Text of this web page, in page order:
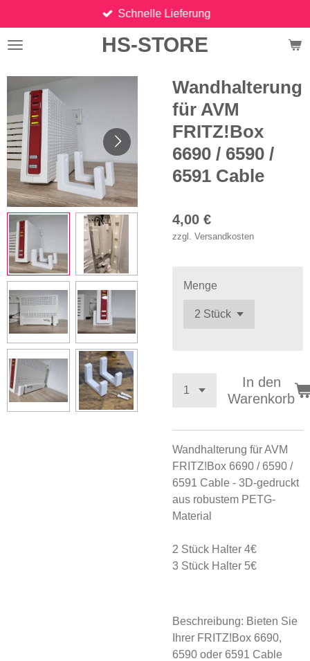
Hauptinhalt
springen
HS-STORE
Schnelle Lieferung
Wandhalterung
für AVM
FRITZ!Box
6690 / 6590 /
6591 Cable
4,00 €
zzgl. Versandkosten
Menge
In den
Warenkorb
Wandhalterung für AVM
FRITZ!Box 6690 / 6590 /
6591 Cable - 3D-gedruckt
aus robustem PETG-
Material
2 Stück Halter 4€
3 Stück Halter 5€
Beschreibung: Bieten Sie
Ihrer FRITZ!Box 6690,
6590 oder 6591 Cable